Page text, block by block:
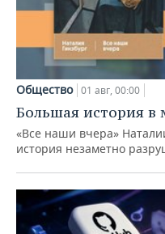
Общество 01 авг, 00:00
Большая история в
«Все наши вчера»
история незаметно